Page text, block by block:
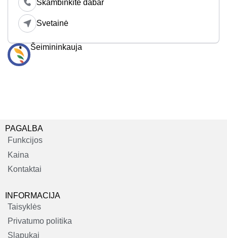
Skambinkite dabar
Svetainė
Šeimininkauja
PAGALBA
Funkcijos
Kaina
Kontaktai
INFORMACIJA
Taisyklės
Privatumo politika
Slapukai